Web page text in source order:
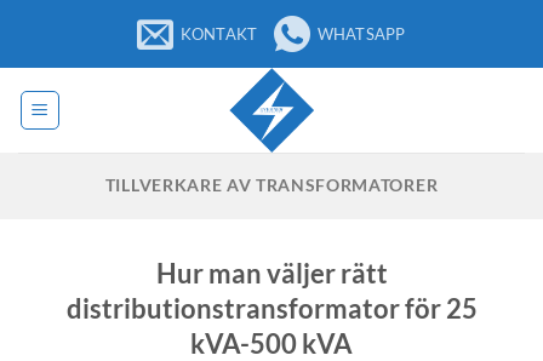
innehåll
KONTAKT WHATSAPP
TILLVERKARE AV TRANSFORMATORER
Hur man väljer rätt
distributionstransformator för 25
kVA-500 kVA